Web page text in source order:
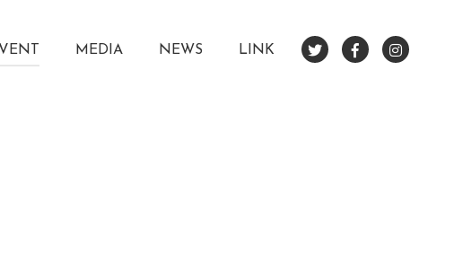
MEDIA NEWS LINK